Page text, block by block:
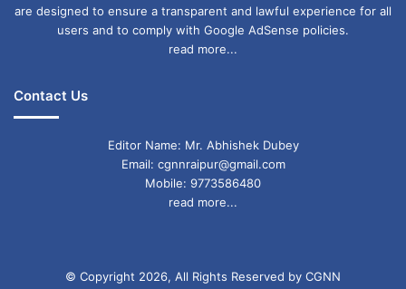
are designed to ensure a transparent and lawful experience for all
users and to comply with Google AdSense policies.
read more...
Contact Us
Editor Name: Mr. Abhishek Dubey
Email: cgnnraipur@gmail.com
Mobile: 9773586480
read more...
© Copyright 2026, All Rights Reserved by CGNN